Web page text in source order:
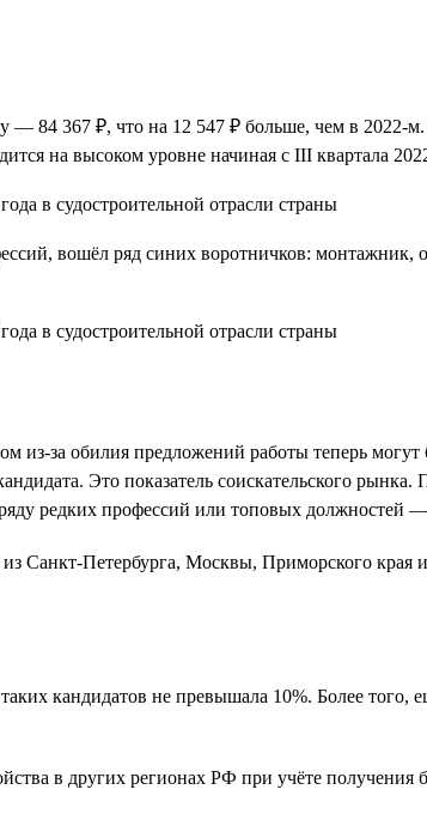
— 84 367 ₽, что на 12 547 ₽ больше, чем в 2022-
на высоком уровне начиная с III квартала
вошёл ряд синих воротничков: монтажник,
из-за обилия предложений работы теперь
Это показатель соискательского рынка.
редких профессий или топовых должностей
Санкт-Петербурга, Москвы, Приморского
кандидатов не превышала 10%. Более того,
в других регионах РФ при учёте получения